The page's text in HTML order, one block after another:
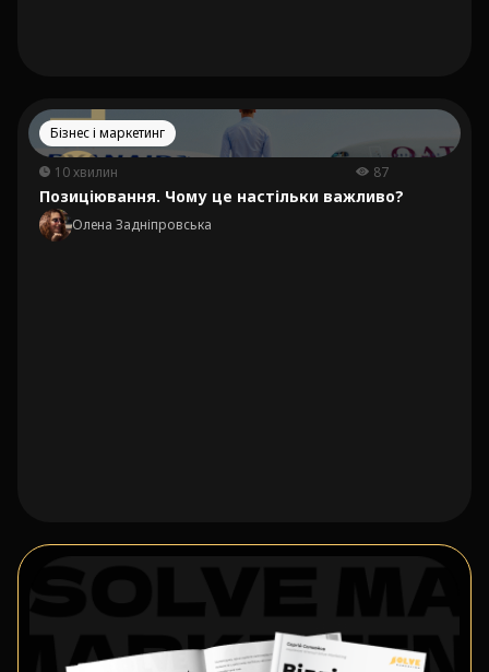
Бізнес і маркетинг
10 хвилин 87
Позиціювання. Чому це настільки важливо?
Олена Задніпровська